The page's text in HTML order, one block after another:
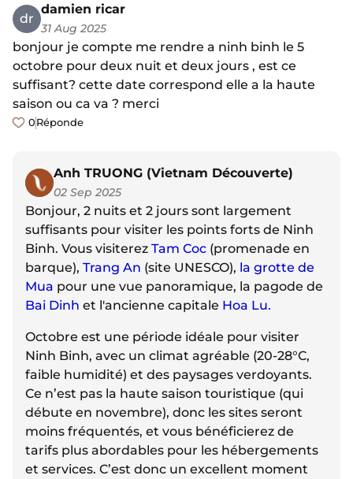
dr
damien ricar
31 Aug 2025
bonjour je compte me rendre a ninh binh le 5
octobre pour deux nuit et deux jours , est ce
suffisant? cette date correspond elle a la haute
saison ou ca va ? merci
0 Réponde
Anh TRUONG (Vietnam Découverte)
02 Sep 2025
Bonjour, 2 nuits et 2 jours sont largement
suffisants pour visiter les points forts de Ninh
Binh. Vous visiterez Tam Coc (promenade en
barque), Trang An (site UNESCO), la grotte de
Mua pour une vue panoramique, la pagode de
Bai Dinh et l'ancienne capitale Hoa Lu.
Octobre est une période idéale pour visiter
Ninh Binh, avec un climat agréable (20-28°C,
faible humidité) et des paysages verdoyants.
Ce n’est pas la haute saison touristique (qui
débute en novembre), donc les sites seront
moins fréquentés, et vous bénéficierez de
tarifs plus abordables pour les hébergements
et services. C’est donc un excellent moment